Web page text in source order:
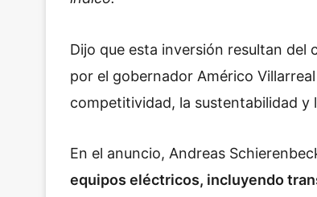
Dijo que esta inversión resultan del
por el gobernador Américo
competitividad, la sustentabilidad y
En el anuncio, Andreas
equipos eléctricos, incluyendo